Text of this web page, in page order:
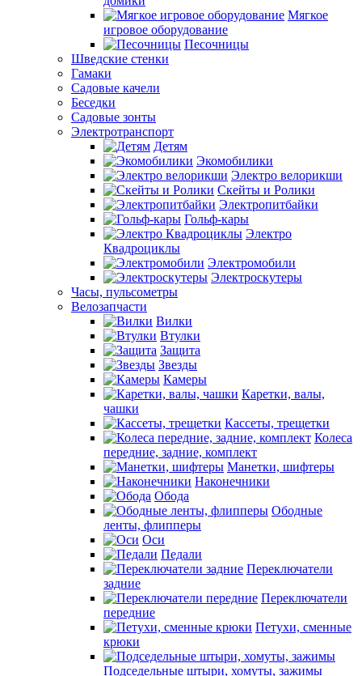
Мягкое
игровое оборудование
Песочницы
Шведские стенки
Гамаки
Садовые качели
Беседки
Садовые зонты
Электротранспорт
Детям
Экомобилики
Электро велорикши
Скейты и Ролики
Электропитбайки
Гольф-кары
Электро
Квадроциклы
Электромобили
Электроскутеры
Часы, пульсометры
Велозапчасти
Вилки
Втулки
Защита
Звезды
Камеры
Каретки, валы,
чашки
Кассеты, трещетки
Колеса
передние, задние, комплект
Манетки, шифтеры
Наконечники
Обода
Ободные
ленты, флипперы
Оси
Педали
Переключатели
задние
Переключатели
передние
Петухи, сменные
крюки
Подседельные штыри, хомуты, зажимы